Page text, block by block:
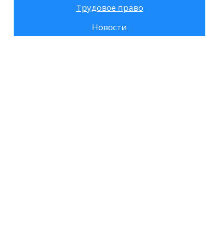
Трудовое право
Новости